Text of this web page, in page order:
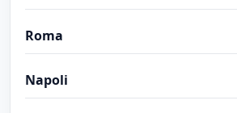
Roma
Napoli